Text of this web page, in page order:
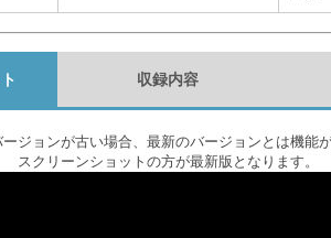
収録内容
ジョンが古い場合、最新のバージョンとは機能
スクリーンショットの方が最新版となります。